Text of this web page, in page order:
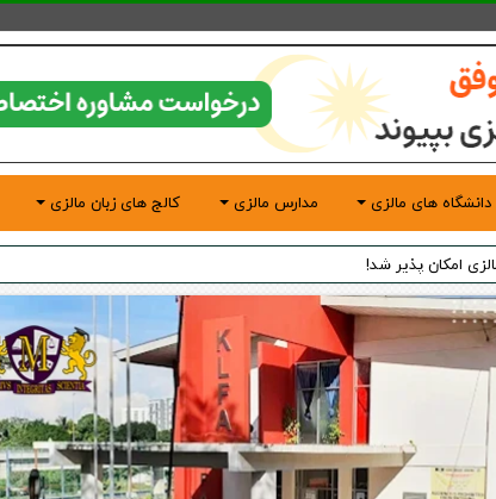
دانشگاه های مالزی مدارس مالزی کالج های زبان مالزی